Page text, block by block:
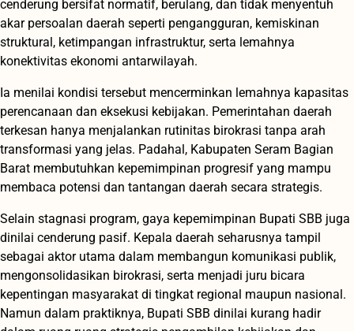
cenderung bersifat normatif, berulang, dan tidak menyentuh
akar persoalan daerah seperti pengangguran, kemiskinan
struktural, ketimpangan infrastruktur, serta lemahnya
konektivitas ekonomi antarwilayah.
Ia menilai kondisi tersebut mencerminkan lemahnya kapasitas
perencanaan dan eksekusi kebijakan. Pemerintahan daerah
terkesan hanya menjalankan rutinitas birokrasi tanpa arah
transformasi yang jelas. Padahal, Kabupaten Seram Bagian
Barat membutuhkan kepemimpinan progresif yang mampu
membaca potensi dan tantangan daerah secara strategis.
Selain stagnasi program, gaya kepemimpinan Bupati SBB juga
dinilai cenderung pasif. Kepala daerah seharusnya tampil
sebagai aktor utama dalam membangun komunikasi publik,
mengonsolidasikan birokrasi, serta menjadi juru bicara
kepentingan masyarakat di tingkat regional maupun nasional.
Namun dalam praktiknya, Bupati SBB dinilai kurang hadir